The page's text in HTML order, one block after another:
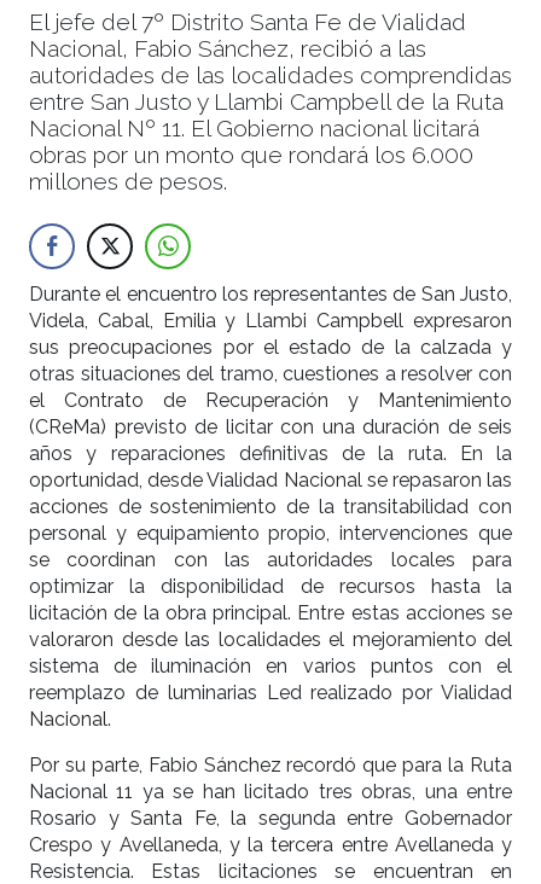
El jefe del 7º Distrito Santa Fe de Vialidad
Nacional, Fabio Sánchez, recibió a las
autoridades de las localidades comprendidas
entre San Justo y Llambi Campbell de la Ruta
Nacional Nº 11. El Gobierno nacional licitará
obras por un monto que rondará los 6.000
millones de pesos.
Durante el encuentro los representantes de San Justo,
Videla, Cabal, Emilia y Llambi Campbell expresaron
sus preocupaciones por el estado de la calzada y
otras situaciones del tramo, cuestiones a resolver con
el Contrato de Recuperación y Mantenimiento
(CReMa) previsto de licitar con una duración de seis
años y reparaciones definitivas de la ruta. En la
oportunidad, desde Vialidad Nacional se repasaron las
acciones de sostenimiento de la transitabilidad con
personal y equipamiento propio, intervenciones que
se coordinan con las autoridades locales para
optimizar la disponibilidad de recursos hasta la
licitación de la obra principal. Entre estas acciones se
valoraron desde las localidades el mejoramiento del
sistema de iluminación en varios puntos con el
reemplazo de luminarias Led realizado por Vialidad
Nacional.
Por su parte, Fabio Sánchez recordó que para la Ruta
Nacional 11 ya se han licitado tres obras, una entre
Rosario y Santa Fe, la segunda entre Gobernador
Crespo y Avellaneda, y la tercera entre Avellaneda y
Resistencia. Estas licitaciones se encuentran en